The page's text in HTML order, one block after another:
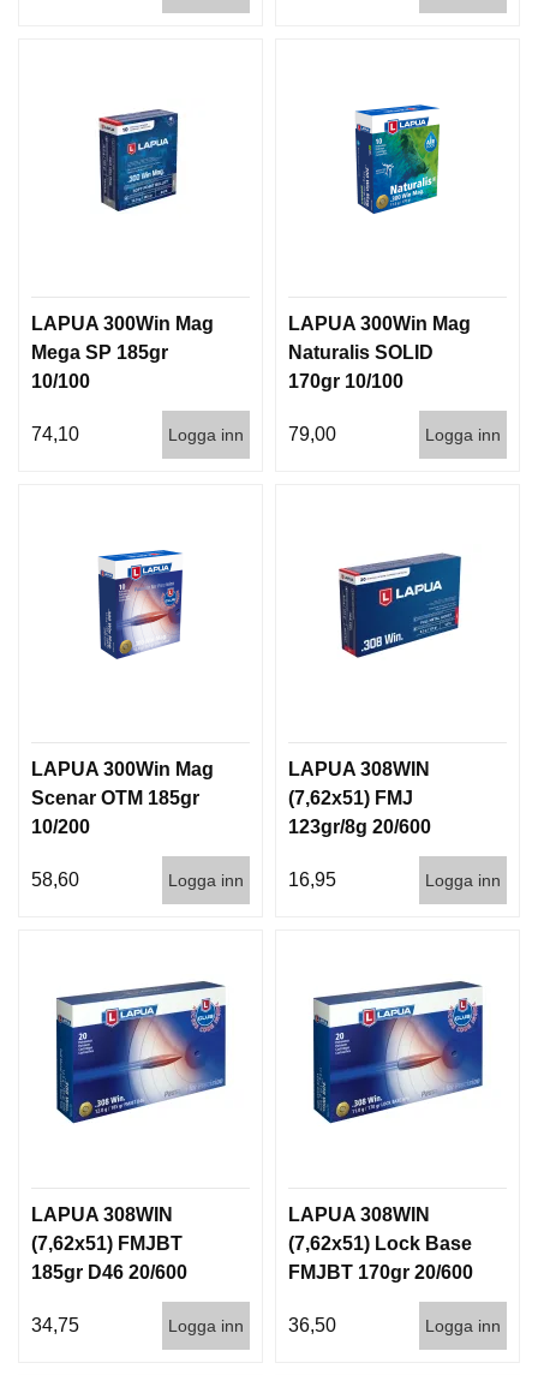
LAPUA 300Win Mag
Mega SP 185gr
10/100
74,10 Logga inn
LAPUA 300Win Mag
Naturalis SOLID
170gr 10/100
79,00 Logga inn
LAPUA 300Win Mag
Scenar OTM 185gr
10/200
58,60 Logga inn
LAPUA 308WIN
(7,62x51) FMJ
123gr/8g 20/600
16,95 Logga inn
LAPUA 308WIN
(7,62x51) FMJBT
185gr D46 20/600
34,75 Logga inn
LAPUA 308WIN
(7,62x51) Lock Base
FMJBT 170gr 20/600
36,50 Logga inn